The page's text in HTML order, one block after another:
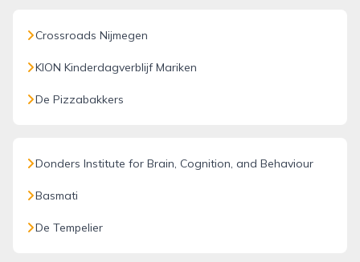
Crossroads Nijmegen
KION Kinderdagverblijf Mariken
De Pizzabakkers
Donders Institute for Brain, Cognition, and Behaviour
Basmati
De Tempelier